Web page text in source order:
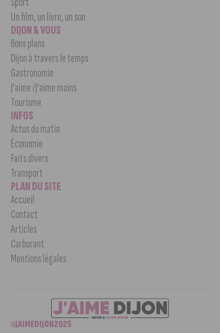
Un film, un livre, un son
DIJON & VOUS
Bons plans
Dijon à travers le temps
Gastronomie
J’aime /J’aime moins
Tourisme
INFOS
Actus du matin
Économie
Faits divers
Transport
PLAN DU SITE
Accueil
Contact
Articles
Carburant
Mentions légales
©JAIMEDIJON2025